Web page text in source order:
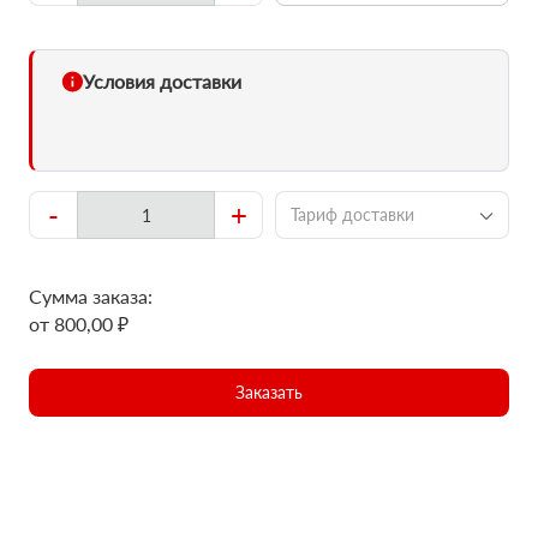
Условия доставки
- + Тариф доставки
Сумма заказа:
от 800,00 ₽
Заказать